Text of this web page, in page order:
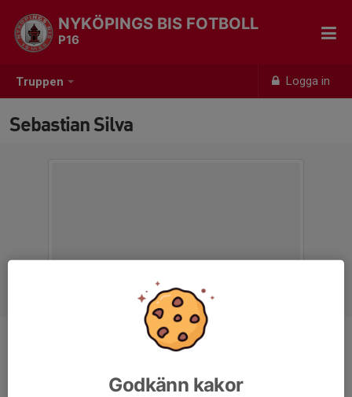
Truppen Logga in
NYKÖPINGS BIS FOTBOLL
P16
Sebastian Silva
Tränare
Godkänn kakor